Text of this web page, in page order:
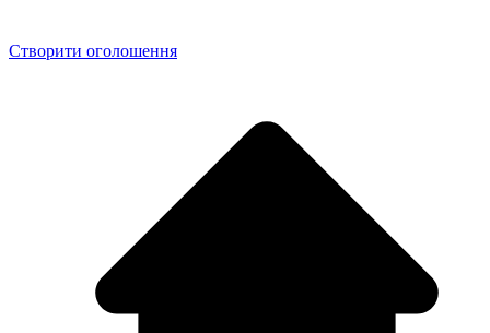
Створити оголошення